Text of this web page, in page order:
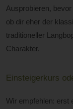
Ausprobieren,
ob dir eher der
traditioneller
Charakter.
Einsteigerkurs
Wir empfehlen: erst